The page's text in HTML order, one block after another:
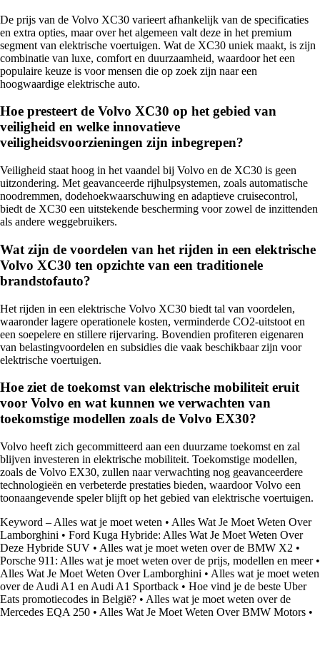
De prijs van de Volvo XC30 varieert afhankelijk van de specificaties
en extra opties, maar over het algemeen valt deze in het premium
segment van elektrische voertuigen. Wat de XC30 uniek maakt, is zijn
combinatie van luxe, comfort en duurzaamheid, waardoor het een
populaire keuze is voor mensen die op zoek zijn naar een
hoogwaardige elektrische auto.
Hoe presteert de Volvo XC30 op het gebied van
veiligheid en welke innovatieve
veiligheidsvoorzieningen zijn inbegrepen?
Veiligheid staat hoog in het vaandel bij Volvo en de XC30 is geen
uitzondering. Met geavanceerde rijhulpsystemen, zoals automatische
noodremmen, dodehoekwaarschuwing en adaptieve cruisecontrol,
biedt de XC30 een uitstekende bescherming voor zowel de inzittenden
als andere weggebruikers.
Wat zijn de voordelen van het rijden in een elektrische
Volvo XC30 ten opzichte van een traditionele
brandstofauto?
Het rijden in een elektrische Volvo XC30 biedt tal van voordelen,
waaronder lagere operationele kosten, verminderde CO2-uitstoot en
een soepelere en stillere rijervaring. Bovendien profiteren eigenaren
van belastingvoordelen en subsidies die vaak beschikbaar zijn voor
elektrische voertuigen.
Hoe ziet de toekomst van elektrische mobiliteit eruit
voor Volvo en wat kunnen we verwachten van
toekomstige modellen zoals de Volvo EX30?
Volvo heeft zich gecommitteerd aan een duurzame toekomst en zal
blijven investeren in elektrische mobiliteit. Toekomstige modellen,
zoals de Volvo EX30, zullen naar verwachting nog geavanceerdere
technologieën en verbeterde prestaties bieden, waardoor Volvo een
toonaangevende speler blijft op het gebied van elektrische voertuigen.
Keyword – Alles wat je moet weten • Alles Wat Je Moet Weten Over
Lamborghini • Ford Kuga Hybride: Alles Wat Je Moet Weten Over
Deze Hybride SUV • Alles wat je moet weten over de BMW X2 •
Porsche 911: Alles wat je moet weten over de prijs, modellen en meer•
Alles Wat Je Moet Weten Over Lamborghini • Alles wat je moet weten
over de Audi A1 en Audi A1 Sportback • Hoe vind je de beste Uber
Eats promotiecodes in België? • Alles wat je moet weten over de
Mercedes EQA 250 • Alles Wat Je Moet Weten Over BMW Motors •